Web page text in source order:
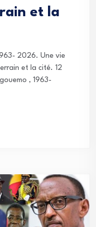
et la
2026. Une vie
et la cité. 12
, 1963-